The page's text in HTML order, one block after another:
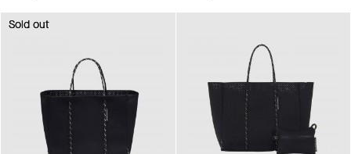
Sold out
Sold out